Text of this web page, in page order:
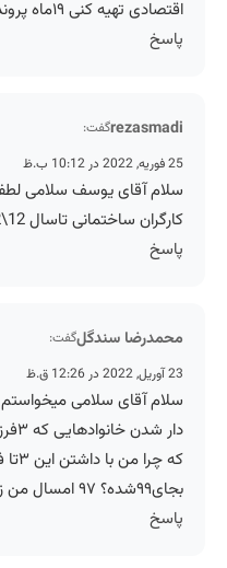
اقتصادی تهیه کنی ۱۹ماه پرونده رفته اونجا جواب هم نمیدن
پاسخ
rezasmadiگفت:
25 فوریه, 2022 در 10:12 ب.ظ
سلام آقای یوسف سلامی
کارگران ساختمانی تاسال 12\12\97راپیگیری شود باتشکر از شما
پاسخ
محمدرضا سندگلگفت:
23 آوریل, 2022 در 12:26 ق.ظ
سلام آقای سلامی
که
بجای۹۹شده؟ ۹۷ امسال من زیادن مچکرم
پاسخ